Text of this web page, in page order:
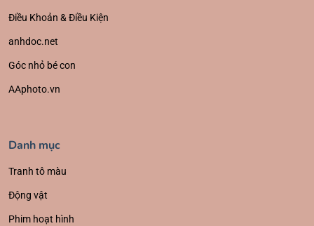
Điều Khoản & Điều Kiện
anhdoc.net
Góc nhỏ bé con
AAphoto.vn
Danh mục
Tranh tô màu
Động vật
Phim hoạt hình